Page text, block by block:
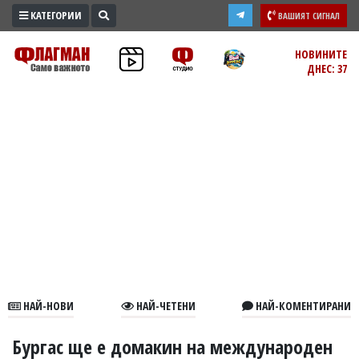
ПРОМО
ЗОНА
В
КАТЕГОРИИ ВАШИЯТ СИГНАЛ
НОВИНИТЕ
ДНЕС: 37
НАЙ-НОВИ НАЙ-ЧЕТЕНИ НАЙ-КОМЕНТИРАНИ
Бургас ще е домакин на международен